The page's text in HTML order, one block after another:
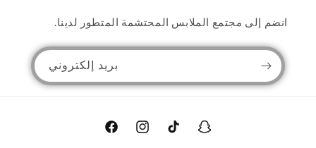
انضم إلى مجتمع الملابس المحتشمة المتطور لدينا.
بريد إلكتروني
فيسبوكانستغرام
تيك
سناب